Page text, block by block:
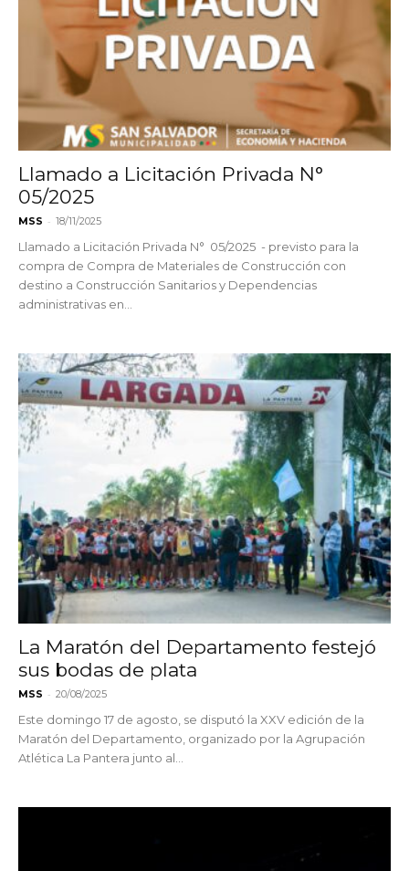
Llamado a Licitación Privada N°
05/2025
MSS - 18/11/2025
Llamado a Licitación Privada N° 05/2025 - previsto para la
compra de Compra de Materiales de Construcción con
destino a Construcción Sanitarios y Dependencias
administrativas en...
La Maratón del Departamento festejó
sus bodas de plata
MSS - 20/08/2025
Este domingo 17 de agosto, se disputó la XXV edición de la
Maratón del Departamento, organizado por la Agrupación
Atlética La Pantera junto al...